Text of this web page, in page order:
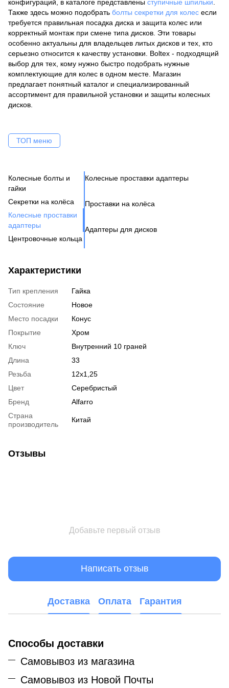
конфигураций, в каталоге представлены ступичные шпильки
Также здесь можно подобрать болты секретки для колес если
требуется правильная посадка диска и защита колес или
корректный монтаж при смене типа дисков. Эти товары
особенно актуальны для владельцев литых дисков и тех, кто
серьезно относится к качеству установки. Boltex - подходящий
выбор для тех, кому нужно быстро подобрать нужные
комплектующие для колес в одном месте. Магазин
предлагает понятный каталог и специализированный
ассортимент для правильной установки и защиты колесных
дисков.
ТОП меню
Колесные болты и
гайки
Секретки на колёса
Колесные проставки
адаптеры
Центровочные кольца
давления
Колесные проставки адаптеры
Проставки на колёса
Адаптеры для дисков
Характеристики
Тип крепления
Гайка
Состояние
Новое
Место посадки
Конус
Покрытие
Хром
Ключ
Внутренний 10 граней
Длина
33
Резьба
12x1,25
Цвет
Серебристый
Бренд
Alfarro
Страна
производитель
Китай
Отзывы
Добавьте первый отзыв
Написать отзыв
Доставка Оплата Гарантия
Способы доставки
Самовывоз из магазина
Самовывоз из Новой Почты